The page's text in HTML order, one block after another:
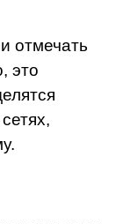
отмечать
это